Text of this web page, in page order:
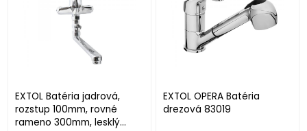
EXTOL Batéria jadrová,
rozstup 100mm, rovné
rameno 300mm, lesklý
EXTOL OPERA Batéria
drezová 83019